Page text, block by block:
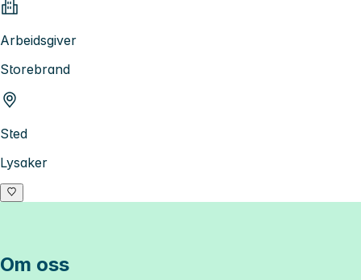
Arbeidsgiver
Storebrand
Sted
Lysaker
Om oss